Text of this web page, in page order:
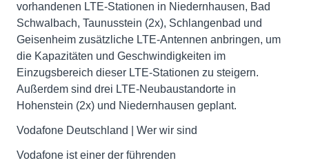
vorhandenen LTE-Stationen in Niedernhausen, Bad
Schwalbach, Taunusstein (2x), Schlangenbad und
Geisenheim zusätzliche LTE-Antennen anbringen, um
die Kapazitäten und Geschwindigkeiten im
Einzugsbereich dieser LTE-Stationen zu steigern.
Außerdem sind drei LTE-Neubaustandorte in
Hohenstein (2x) und Niedernhausen geplant.
Vodafone Deutschland | Wer wir sind
Vodafone ist einer der führenden